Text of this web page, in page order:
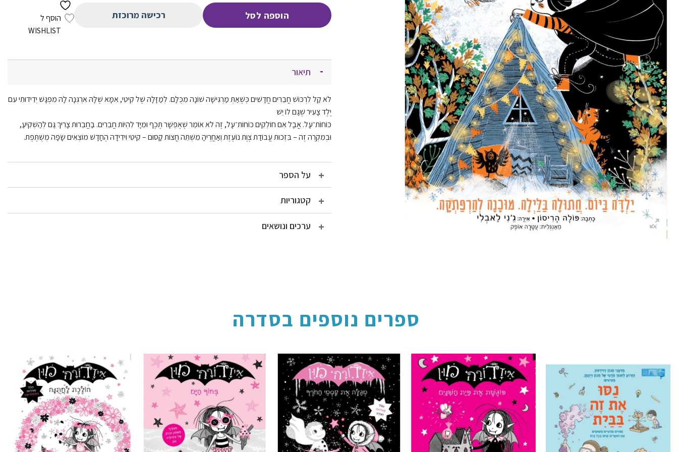
הוספה לסל רכישה מרוכזת
הוסף ל
WISHLIST
תיאור
לֹא קַל לִרְכּוֹשׁ חֲבֵרִים חֲדָשִׁים כְּשֶׁאַתְּ מַרְגִּישָׁה שׁוֹנָה מִכֻּלָּם. לְמַזָּלָהּ שֶׁל קִיטִי, אִמָּא שֶׁלָּהּ אִרְגְּנָה לָהּ מִפְגָּשׁ יְדִידוּתִי עִם
יֶלֶד צָעִיר שֶׁגַּם לוֹ יֵשׁ
כּוֹחוֹת־עָל. אֲבָל אִם חוֹלְקִים כּוֹחוֹת־עָל, זֶה לֹא אוֹמֵר שֶׁאֶפְשָׁר תֶּכֶף וּמִיָּד לִהְיוֹת חֲבֵרִים. בַּחֲבֵרוּת צָרִיךְ גַּם לְהַשְׁקִיעַ,
וּבְמִקְרֶה זֶה – בִּזְכוּת עֲבוֹדַת צֶוֶת נוֹעֶזֶת וְאַחֲרֶיהָ מִשְׁתֵּה חֲצוֹת קָסוּם – קִיטִי וִידִידָהּ הֶחָדָשׁ מוֹצְאִים שָׂפָה מְשֻׁתֶּפֶת.
על הספר
קטגוריות
ערכים ונושאים
ספרים נוספים בסדרה
WISHLIST
הוסף ל
WISHLIST
הוסף ל
WISHLIST
הוסף ל
WISHLIST
הוסף ל
WISHLIST